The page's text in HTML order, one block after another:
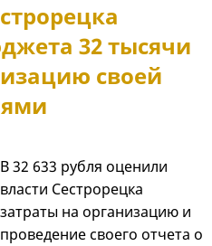
32 тысячи
своей
В 32 633 рубля оценили
власти Сестрорецка
затраты на организацию и
проведение своего отчета о